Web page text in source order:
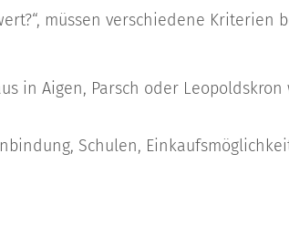
müssen verschiedene Kriterien
in Aigen, Parsch oder
Schulen,